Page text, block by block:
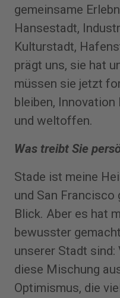
gemeinsame
Hansestadt,
Kulturstadt,
prägt uns, sie hat
müssen sie jetzt
bleiben,
und weltoffen.
Was treibt Sie
Stade ist meine
und San
Blick. Aber es hat
bewusster
unserer Stadt
diese Mischung
Optimismus, die